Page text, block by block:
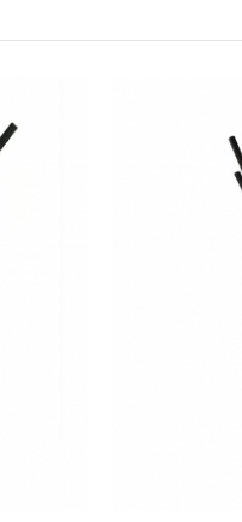
桃園國際機
臺中國際機
國
不同機場的下單時間皆不
您必